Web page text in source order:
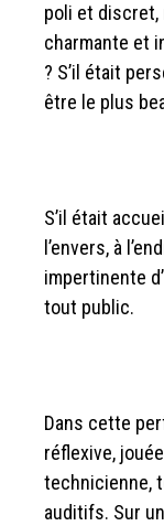
poli et discret,
charmante et
? S’il était
être le plus
S’il était
l’envers, à
impertinente
tout public.
Dans cette
réflexive,
technicienne,
auditifs. Sur